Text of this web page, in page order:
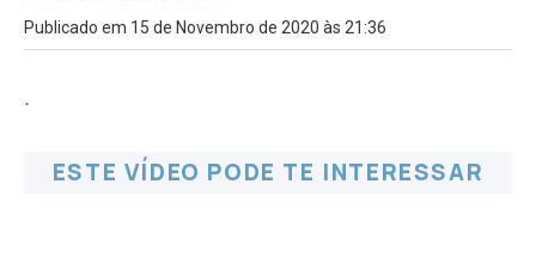
Publicado em 15 de Novembro de 2020 às 21:36
.
ESTE VÍDEO PODE TE INTERESSAR